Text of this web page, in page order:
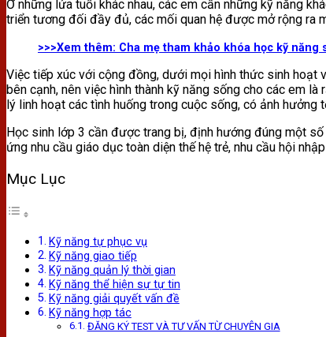
Ở những lứa tuổi khác nhau, các em cần những kỹ năng
triển tương đối đầy đủ, các mối quan hệ được mở rộng ra
>>>Xem thêm: Cha mẹ tham khảo khóa học kỹ năng
Việc tiếp xúc với cộng đồng, dưới mọi hình thức sinh hoạt
bên cạnh, nên việc hình thành kỹ năng sống cho các em
lý linh hoạt các tình huống trong cuộc sống, có ảnh hưởng
Học sinh lớp 3 cần được trang bị, định hướng đúng một
ứng nhu cầu giáo dục toàn diện thế hệ trẻ, nhu cầu hội
Mục Lục
Kỹ năng tự phục vụ
Kỹ năng giao tiếp
Kỹ năng quản lý thời gian
Kỹ năng thể hiện sự tự tin
Kỹ năng giải quyết vấn đề
Kỹ năng hợp tác
ĐĂNG KÝ TEST VÀ TƯ VẤN TỪ CHUYÊN GIA